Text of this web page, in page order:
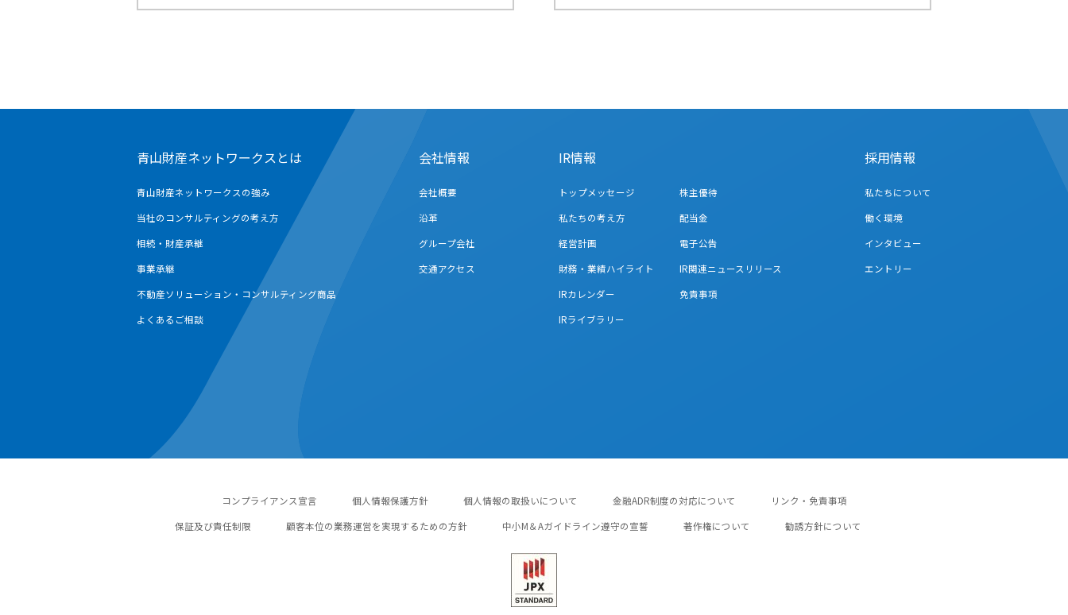
青山財産ネットワークスとは
青山財産ネットワークスの強み
当社のコンサルティングの考え方
相続・財産承継
事業承継
不動産ソリューション・コンサルティング商品
よくあるご相談
会社情報
会社概要
沿革
グループ会社
交通アクセス
IR情報
トップメッセージ
私たちの考え方
経営計画
財務・業績ハイライト
IRカレンダー
IRライブラリー
株主優待
配当金
電子公告
IR関連ニュースリリース
免責事項
採用情報
私たちについて
働く環境
インタビュー
エントリー
コンプライアンス宣言 個人情報保護方針 個人情報の取扱いについて 金融ADR制度の対応について
リンク・免責事項
保証及び責任制限
顧客本位の業務運営を実現するための方針 中小M＆Aガイドライン遵守の宣誓 著作権について 勧誘方針について